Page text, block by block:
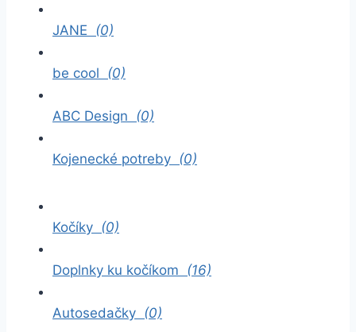
JANE (0)
be cool (0)
ABC Design (0)
Kojenecké potreby (0)
Kočíky (0)
Doplnky ku kočíkom (16)
Autosedačky (0)